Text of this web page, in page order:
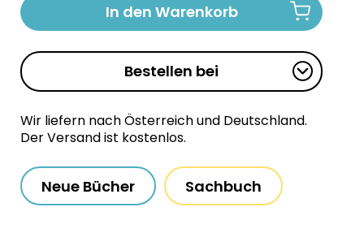
In den Warenkorb
Bestellen bei
Wir liefern nach Österreich und Deutschland.
Der Versand ist kostenlos.
Neue Bücher Sachbuch